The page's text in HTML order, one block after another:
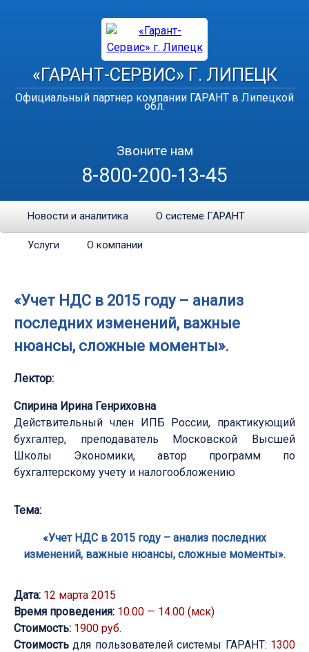
«ГАРАНТ-СЕРВИС» Г. ЛИПЕЦК
Официальный партнер компании ГАРАНТ в Липецкой
обл.
Звоните нам
8-800-200-13-45
Новости и аналитика О системе ГАРАНТ
Услуги О компании
«Учет НДС в 2015 году – анализ
последних изменений, важные
нюансы, сложные моменты».
Лектор:
Спирина Ирина Генриховна
Действительный член ИПБ России, практикующий
бухгалтер, преподаватель Московской Высшей
Школы Экономики, автор программ по
бухгалтерскому учету и налогообложению
Тема:
«Учет НДС в 2015 году – анализ последних
изменений, важные нюансы, сложные моменты».
Дата: 12 марта 2015
Время проведения: 10.00 — 14.00 (мск)
Стоимость: 1900 руб.
Стоимость для пользователей системы ГАРАНТ: 1300